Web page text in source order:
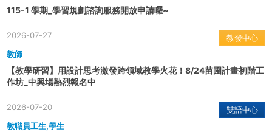
115-1 學期_學習規劃諮詢服務開放申請囉~
教發中心
教師
2026-07-27
【教學研習】用設計思考激發跨領域教學火花！8/24苗圃計畫初階工
作坊_中興場熱烈報名中
雙語中心
教職員工生,學生
2026-07-20